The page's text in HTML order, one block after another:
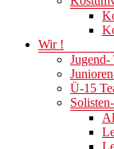
Wir !
Jugend-
Ü-15